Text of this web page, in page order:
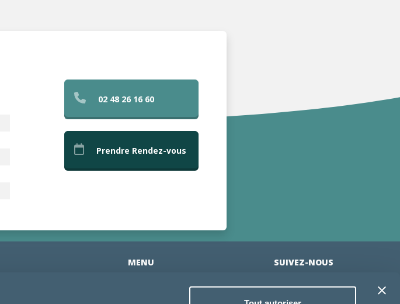
02 48 26 16 60
Prendre Rendez-vous
MENU SUIVEZ-NOUS